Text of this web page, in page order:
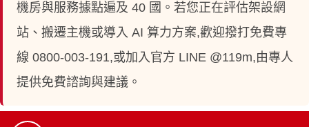
機房與服務據點遍及 40 國。若您正在評估架設網
站、搬遷主機或導入 AI 算力方案,歡迎撥打免費專
線 0800-003-191,或加入官方 LINE @119m,由專人
提供免費諮詢與建議。